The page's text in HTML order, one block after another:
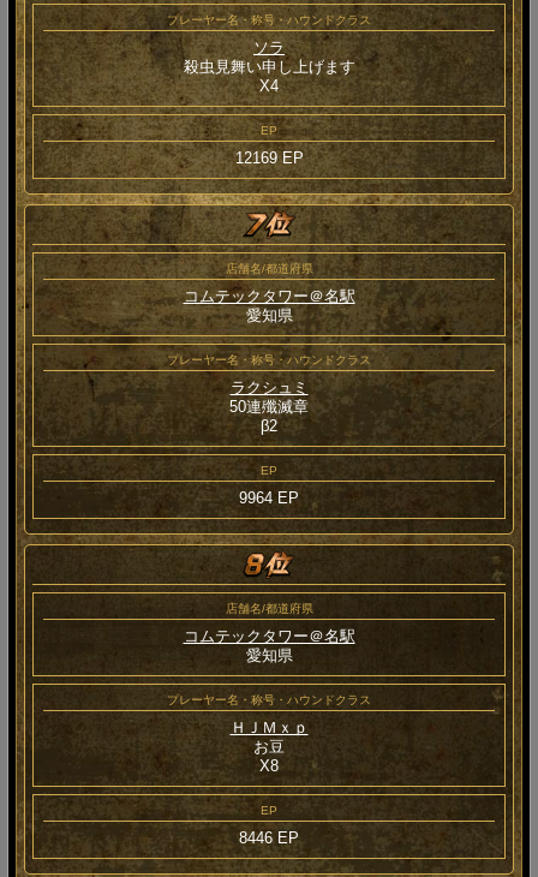
プレーヤー名・称号・ハウンドクラス
ソラ
殺虫見舞い申し上げます
Χ4
EP
12169 EP
店舗名/都道府県
コムテックタワー＠名駅
愛知県
プレーヤー名・称号・ハウンドクラス
ラクシュミ
50連殲滅章
β2
EP
9964 EP
店舗名/都道府県
コムテックタワー＠名駅
愛知県
プレーヤー名・称号・ハウンドクラス
ＨＪＭｘｐ
お豆
Χ8
EP
8446 EP